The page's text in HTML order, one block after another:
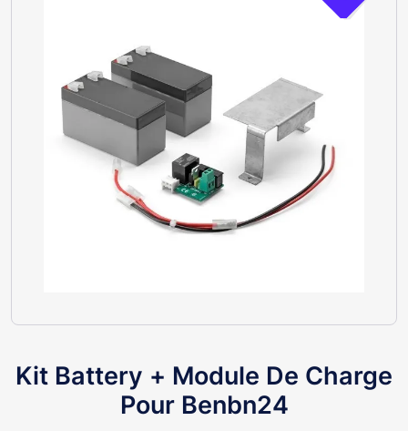
Kit Battery + Module De Charge
Pour Benbn24